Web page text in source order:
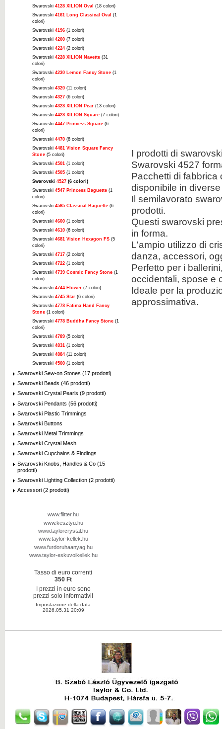
Swarovski 4128 XILION Oval (18 colori)
Swarovski 4161 Long Classical Oval (1
colori)
Swarovski 4196 (1 colori)
Swarovski 4200 (7 colori)
Swarovski 4224 (2 colori)
Swarovski 4228 XILION Navette (31
colori)
Swarovski 4230 Lemon Fancy Stone (1
colori)
Swarovski 4320 (11 colori)
Swarovski 4327 (6 colori)
Swarovski 4328 XILION Pear (13 colori)
Swarovski 4428 XILION Square (7 colori)
Swarovski 4447 Princess Square (6
colori)
Swarovski 4470 (8 colori)
Swarovski 4481 Vision Square Fancy
Stone (5 colori)
Swarovski 4501 (1 colori)
Swarovski 4505 (1 colori)
Swarovski 4527 (6 colori)
Swarovski 4547 Princess Baguette (1
colori)
Swarovski 4565 Classical Baguette (6
colori)
Swarovski 4600 (1 colori)
Swarovski 4610 (6 colori)
Swarovski 4681 Vision Hexagon FS (5
colori)
Swarovski 4717 (2 colori)
Swarovski 4722 (1 colori)
Swarovski 4739 Cosmic Fancy Stone (1
colori)
Swarovski 4744 Flower (7 colori)
Swarovski 4745 Star (6 colori)
Swarovski 4778 Fatima Hand Fancy
Stone (1 colori)
Swarovski 4778 Buddha Fancy Stone (1
colori)
Swarovski 4789 (5 colori)
Swarovski 4831 (1 colori)
Swarovski 4884 (11 colori)
Swarovski 4500 (1 colori)
Swarovski Sew-on Stones (17 prodotti)
Swarovski Beads (46 prodotti)
Swarovski Crystal Pearls (9 prodotti)
Swarovski Pendants (56 prodotti)
Swarovski Plastic Trimmings
Swarovski Buttons
Swarovski Metal Trimmings
Swarovski Crystal Mesh
Swarovski Cupchains & Findings
Swarovski Knobs, Handles & Co (15
prodotti)
Swarovski Lighting Collection (2 prodotti)
Accessori (2 prodotti)
www.flitter.hu
www.kesztyu.hu
www.taylorcrystal.hu
www.taylor-kellek.hu
www.furdoruhaanyag.hu
www.taylor-eskuvoikellek.hu
Tasso di euro correnti
350 Ft
I prezzi in euro sono
prezzi solo informativi!
Impostazione della data
2026.05.31 20:09
I prodotti di
Swarovski 4527
Pacchetti di fabbrica
disponibile in
Il semilavorato
prodotti.
Questi swarovski
in forma.
L'ampio utilizzo di
danza, accessori,
Perfetto per i
occidentali, spose e
Ideale per la
approssimativa.